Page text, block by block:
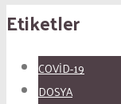
Etiketler
COVID-19
DOSYA